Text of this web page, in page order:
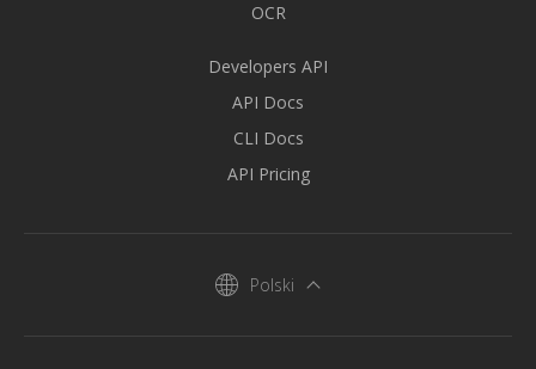
OCR
Developers API
API Docs
CLI Docs
API Pricing
Polski